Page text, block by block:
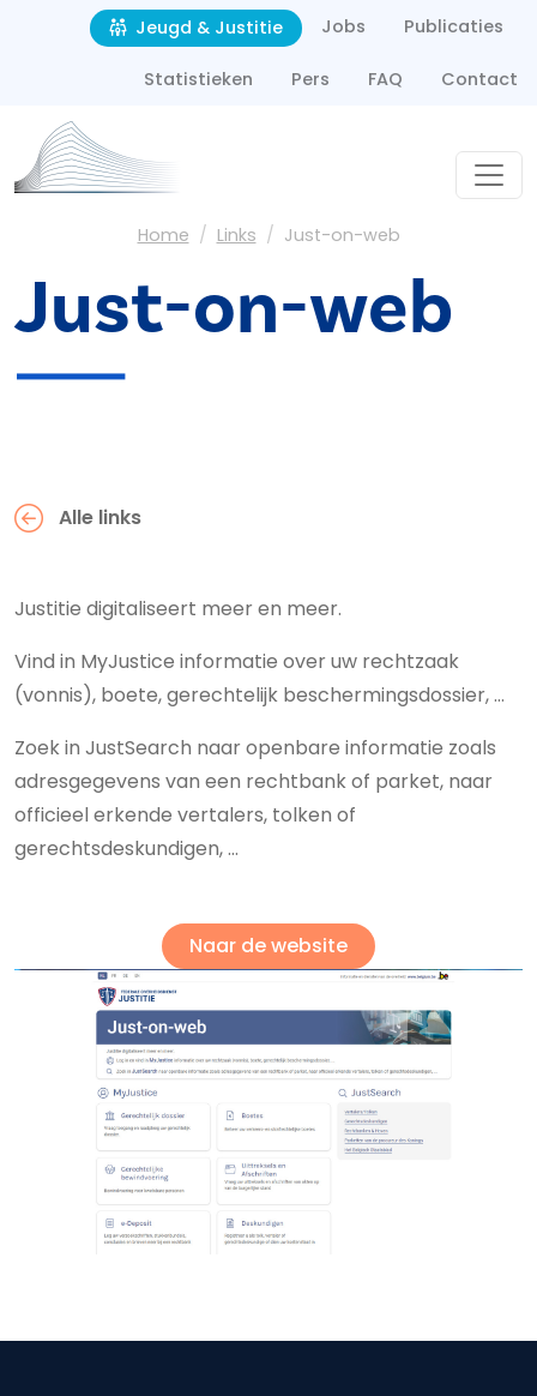
Overslaan en naar de inhoud gaan
Second navigation
Jeugd & Justitie Jobs Publicaties
Statistieken Pers FAQ Contact
Kruimelpad
Home Links Just-on-web
Just-on-web
Alle links
Justitie digitaliseert meer en meer.
Vind in MyJustice informatie over uw rechtzaak
(vonnis), boete, gerechtelijk beschermingsdossier, ...
Zoek in JustSearch naar openbare informatie zoals
adresgegevens van een rechtbank of parket, naar
officieel erkende vertalers, tolken of
gerechtsdeskundigen, ...
Naar de website